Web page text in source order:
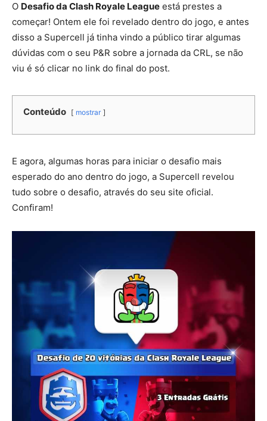
O Desafio da Clash Royale League está prestes a
começar! Ontem ele foi revelado dentro do jogo, e antes
disso a Supercell já tinha vindo a público tirar algumas
dúvidas com o seu P&R sobre a jornada da CRL, se não
viu é só clicar no link do final do post.
Conteúdo mostrar
E agora, algumas horas para iniciar o desafio mais
esperado do ano dentro do jogo, a Supercell revelou
tudo sobre o desafio, através do seu site oficial.
Confiram!